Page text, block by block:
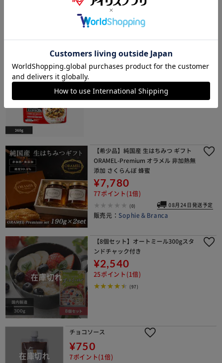
18ポイント(1倍)
カルビー マイグラ プロテイン 360ｇ
7ポイント(1倍)
(43) 1～3日以内発送
【希少品】純国産 生はちみつ ギフト
ORAMEL-Premium オラメル 非加熱無
添加 さくらんぼ 蜂蜜
¥7,780
77ポイント(1倍)
(0) 08月24日発送予定
販売元： Sophie＆Branca
【8個セット】オートミール300gスタ
ンドチャック付き
¥2,540
25ポイント(1倍)
(97)
チョコソース
¥750
7ポイント(1倍)